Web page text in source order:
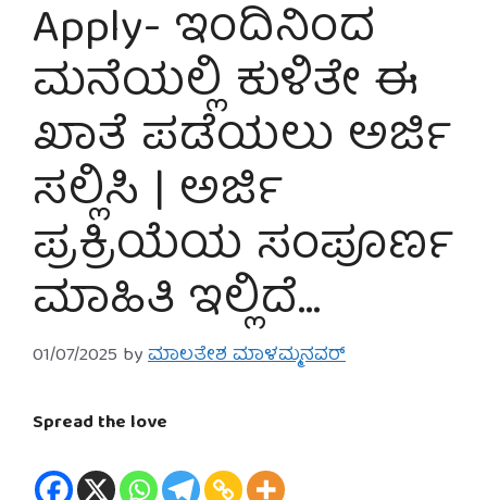
Apply- ಇಂದಿನಿಂದ
ಮನೆಯಲ್ಲಿ ಕುಳಿತೇ ಈ
ಖಾತೆ ಪಡೆಯಲು ಅರ್ಜಿ
ಸಲ್ಲಿಸಿ | ಅರ್ಜಿ
ಪ್ರಕ್ರಿಯೆಯ ಸಂಪೂರ್ಣ
ಮಾಹಿತಿ ಇಲ್ಲಿದೆ…
01/07/2025 byಮಾಲತೇಶ ಮಾಳಮ್ಮನವರ್
Spread the love